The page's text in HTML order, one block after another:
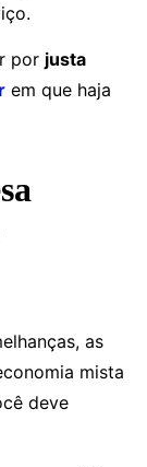
por justa
em que haja
as
mista
deve